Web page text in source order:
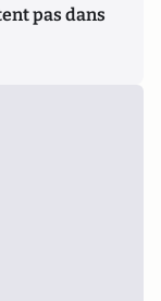
pas dans